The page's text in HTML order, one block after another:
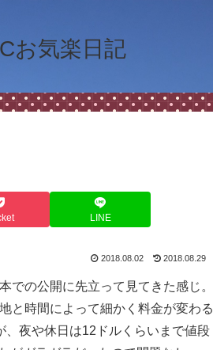
お気楽日記
LINE
2018.08.02 2018.08.29
での公開に先立って見てきた感じ。
と時間によって細かく料金が変わる
夜や休日は12ドルくらいまで値段